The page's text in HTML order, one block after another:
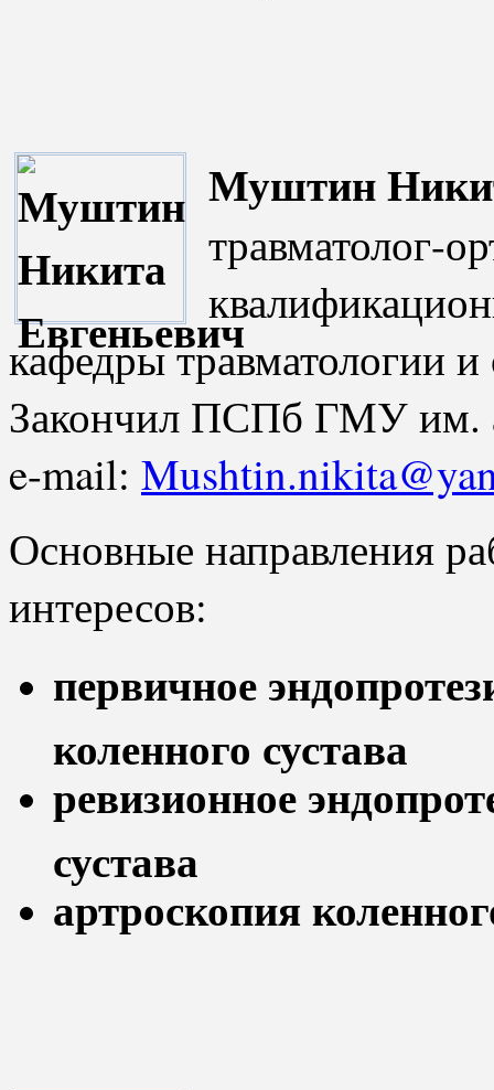
Муштин
травматолог-
кафедры травматологии
Закончил ПСПб ГМУ им.
e-mail:
Основные направления
интересов:
первичное
коленного сустава
ревизионное
сустава
артроскопия